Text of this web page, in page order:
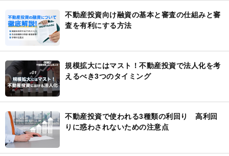
不動産投資向け融資の基本と審査の仕組みと審
査を有利にする方法
規模拡大にはマスト！不動産投資で法人化を考
えるべき3つのタイミング
不動産投資で使われる3種類の利回り 高利回
りに惑わされないための注意点